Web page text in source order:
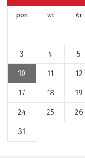
pon wt śr
3 4 5
10 11 12
17 18 19
24 25 26
31